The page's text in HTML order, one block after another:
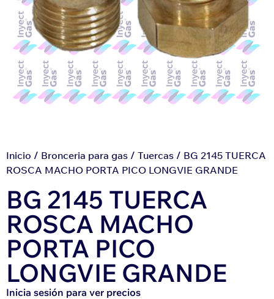
Inicio / Bronceria para gas / Tuercas / BG 2145 TUERCA
ROSCA MACHO PORTA PICO LONGVIE GRANDE
BG 2145 TUERCA
ROSCA MACHO
PORTA PICO
LONGVIE GRANDE
Inicia sesión para ver precios